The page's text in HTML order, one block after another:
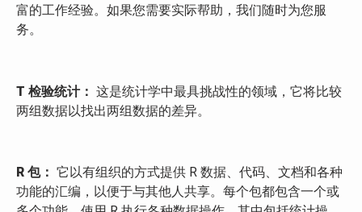
富的工作经验。如果您需要实际帮助，我们随时为您服
务。
T 检验统计： 这是统计学中最具挑战性的领域，它将比较
两组数据以找出两组数据的差异。
R 包： 它以有组织的方式提供 R 数据、代码、文档和各种
功能的汇编，以便于与其他人共享。每个包都包含一个或